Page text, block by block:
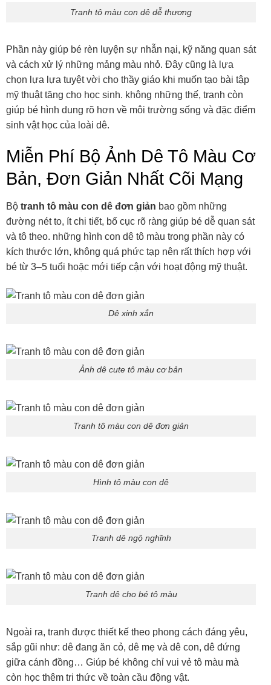
Tranh tô màu con dê dễ thương
Phần này giúp bé rèn luyện sự nhẫn nại, kỹ năng quan sát
và cách xử lý những mảng màu nhỏ. Đây cũng là lựa
chọn lựa lựa tuyệt vời cho thầy giáo khi muốn tạo bài tập
mỹ thuật tăng cho học sinh. không những thế, tranh còn
giúp bé hình dung rõ hơn về môi trường sống và đặc điểm
sinh vật học của loài dê.
Miễn Phí Bộ Ảnh Dê Tô Màu Cơ
Bản, Đơn Giản Nhất Cõi Mạng
Bộ tranh tô màu con dê đơn giản bao gồm những
đường nét to, ít chi tiết, bố cục rõ ràng giúp bé dễ quan sát
và tô theo. những hình con dê tô màu trong phần này có
kích thước lớn, không quá phức tạp nên rất thích hợp với
bé từ 3–5 tuổi hoặc mới tiếp cận với hoạt động mỹ thuật.
Dê xinh xắn
Ảnh dê cute tô màu cơ bản
Tranh tô màu con dê đơn giản
Hình tô màu con dê
Tranh dê ngộ nghĩnh
Tranh dê cho bé tô màu
Ngoài ra, tranh được thiết kế theo phong cách đáng yêu,
sắp gũi như: dê đang ăn cỏ, dê mẹ và dê con, dê đứng
giữa cánh đồng… Giúp bé không chỉ vui vẻ tô màu mà
còn học thêm tri thức về toàn cầu động vật.